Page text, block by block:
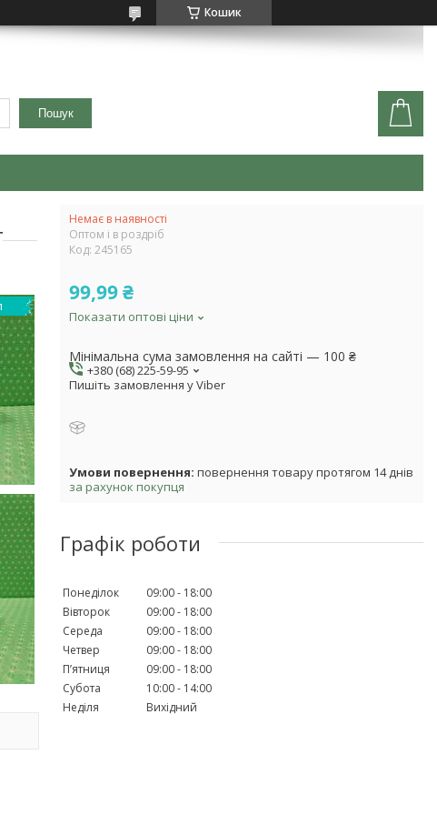
Кошик
Пошук
Немає в наявності
Оптом і в роздріб
Код: 245165
99,99 ₴
Показати оптові ціни
Мінімальна сума замовлення на сайті — 100 ₴
+380 (68) 225-59-95
Пишіть замовлення у Viber
повернення товару протягом 14 днів
за рахунок покупця
Графік роботи
Понеділок 09:00
18:00
Вівторок
09:00
18:00
Середа
09:00
18:00
Четвер
09:00
18:00
Пʼятниця
09:00
18:00
Субота
10:00
14:00
Неділя
Вихідний